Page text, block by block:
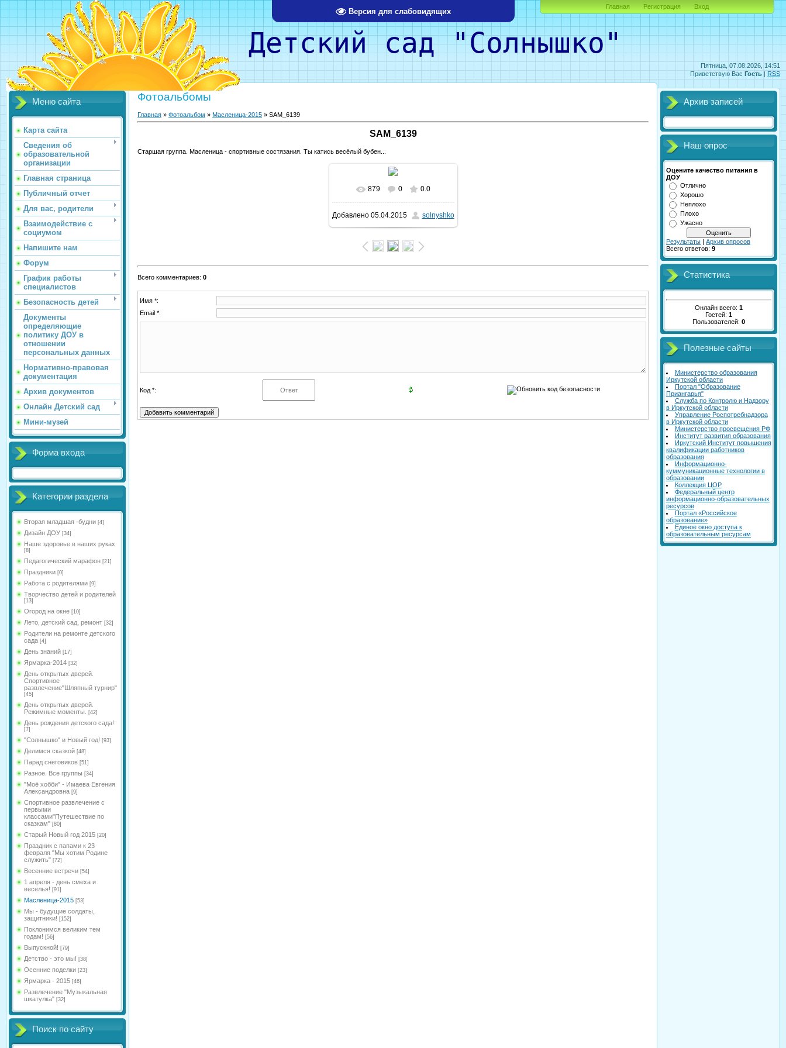
Версия для слабовидящих
Пятница, 07.08.2026, 14:51
Приветствую Вас Гость | RSS
Детский сад "Солнышко"
Главная Регистрация Вход
Меню сайта
Карта сайта
Сведения об
образовательной
организации
Главная страница
Публичный отчет
Для вас, родители
Взаимодействие с
социумом
Напишите нам
Форум
График работы
специалистов
Безопасность детей
Документы
определяющие
политику ДОУ в
отношении
персональных данных
Нормативно-правовая
документация
Архив документов
Онлайн Детский сад
Мини-музей
Форма входа
Категории раздела
Вторая младшая -будни [4]
Дизайн ДОУ [34]
Наше здоровье в наших руках
[8]
Педагогический марафон [21]
Праздники [0]
Работа с родителями [9]
Творчество детей и родителей
[13]
Огород на окне [10]
Лето, детский сад, ремонт [32]
Родители на ремонте детского
сада [4]
День знаний [17]
Ярмарка-2014 [32]
День открытых дверей.
Спортивное
развлечение"Шляпный турнир"
[45]
День открытых дверей.
Режимные моменты.
[42]
День рождения детского сада!
[7]
"Солнышко" и Новый год! [93]
Делимся сказкой [48]
Парад снеговиков [51]
Разное. Все группы [34]
"Моё хобби" - Имаева Евгения
Александровна [9]
Спортивное развлечение с
первыми
классами"Путешествие по
сказкам" [80]
Старый Новый год 2015 [20]
Праздник с папами к 23
февраля "Мы хотим Родине
служить" [72]
Весенние встречи [54]
1 апреля - день смеха и
веселья! [91]
Масленица-2015 [53]
Мы - будущие солдаты,
защитники! [152]
Поклонимся великим тем
годам! [56]
Выпускной! [79]
Детство - это мы! [38]
Осенние поделки [23]
Ярмарка - 2015 [46]
Развлечение "Музыкальная
шкатулка" [32]
Поиск по сайту
Фотоальбомы
Главная » Фотоальбом » Масленица-2015 » SAM_6139
SAM_6139
Старшая группа. Масленица - спортивные состязания. Ты катись весёлый бубен...
В реальном размере 400x533
/ 308.5Kb
879 0 0.0
Добавлено05.04.2015 solnyshko
Всего комментариев: 0
Имя *:
Email *:
Код *:
Архив записей
Наш опрос
Оцените качество питания в
ДОУ
Отлично
Хорошо
Неплохо
Плохо
Ужасно
Результаты | Архив опросов
Всего ответов: 9
Статистика
Онлайн всего: 1
Гостей: 1
Пользователей: 0
Полезные сайты
Министерство образования
Иркутской области
Портал "Образование
Приангарья"
Служба по Контролю и Надзору
в Иркутской области
Управление Роспотребнадзора
в Иркутской области
Министерство просвещения РФ
Институт развития образования
Иркутский Институт повышения
квалификации работников
образования
Информационно-
куммуникационные технологии в
образовании
Коллекция ЦОР
Федеральный центр
информационно-образовательных
ресурсов
Портал «Российское
образование»
Единое окно доступа к
образовательным ресурсам